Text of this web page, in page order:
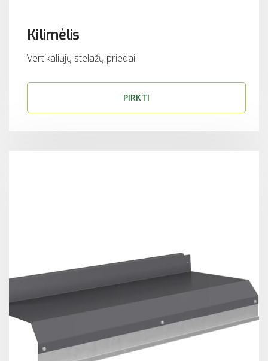
Kilimėlis
Vertikaliųjų stelažų priedai
PIRKTI